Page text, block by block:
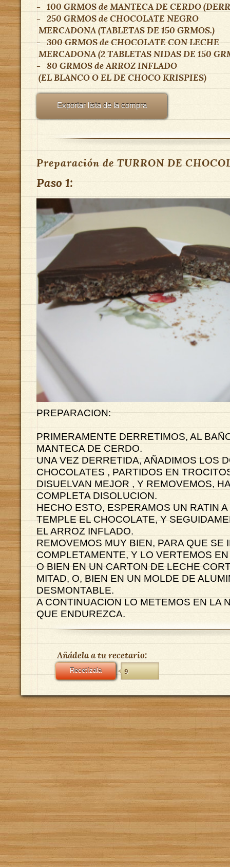
- 100 GRMOSdeMANTECA DE CERDO
- 250 GRMOSdeCHOCOLATE NEGRO
MERCADONA (TABLETAS DE 150 GRMOS.)
- 300 GRMOSdeCHOCOLATE CON LECHE
MERCADONA (2 TABLETAS NIDAS DE 150
- 80 GRMOSdeARROZ INFLADO
(EL BLANCO O EL DE CHOCO KRISPIES)
Exportar lista de la compra
Preparación de TURRON DE
Paso 1:
PREPARACION:
PRIMERAMENTE DERRETIMOS, AL
MANTECA DE CERDO.
UNA VEZ DERRETIDA, AÑADIMOS LOS
CHOCOLATES , PARTIDOS EN
DISUELVAN MEJOR , Y REMOVEMOS,
COMPLETA DISOLUCION.
HECHO ESTO, ESPERAMOS UN RATIN
TEMPLE EL CHOCOLATE, Y
EL ARROZ INFLADO.
REMOVEMOS MUY BIEN, PARA QUE SE
COMPLETAMENTE, Y LO VERTEMOS
O BIEN EN UN CARTON DE LECHE
MITAD, O, BIEN EN UN MOLDE DE
DESMONTABLE.
A CONTINUACION LO METEMOS EN LA
QUE ENDUREZCA.
Añádela a tu recetario:
Recetízala 9